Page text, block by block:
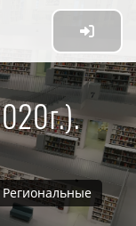
Региональные